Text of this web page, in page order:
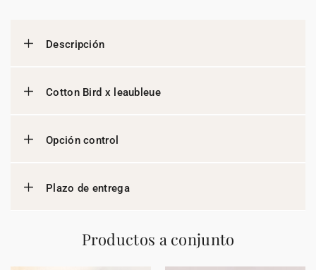
Descripción
Cotton Bird x leaubleue
Opción control
Plazo de entrega
Productos a conjunto